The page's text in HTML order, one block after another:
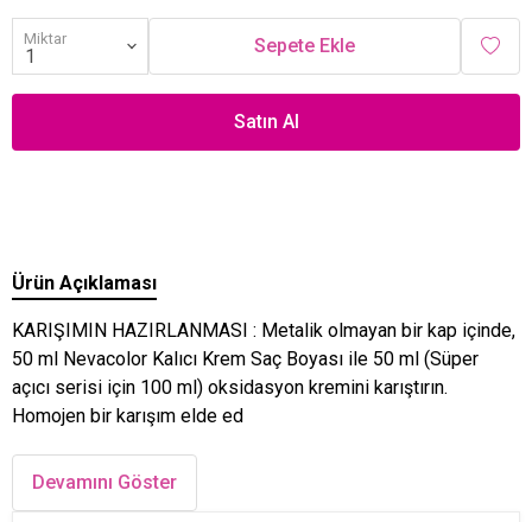
Miktar Sepete Ekle
Satın Al
Ürün Açıklaması
KARIŞIMIN HAZIRLANMASI : Metalik olmayan bir kap içinde,
50 ml Nevacolor Kalıcı Krem Saç Boyası ile 50 ml (Süper
açıcı serisi için 100 ml) oksidasyon kremini karıştırın.
Homojen bir karışım elde ed
Devamını Göster